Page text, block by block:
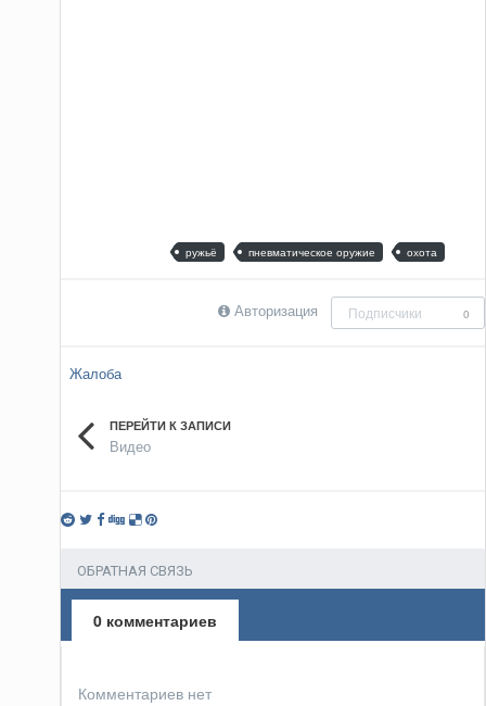
ружьё пневматическое оружие охота
Авторизация Подписчики 0
Жалоба
ПЕРЕЙТИ К ЗАПИСИ
Видео
ОБРАТНАЯ СВЯЗЬ
0 комментариев
Комментариев нет